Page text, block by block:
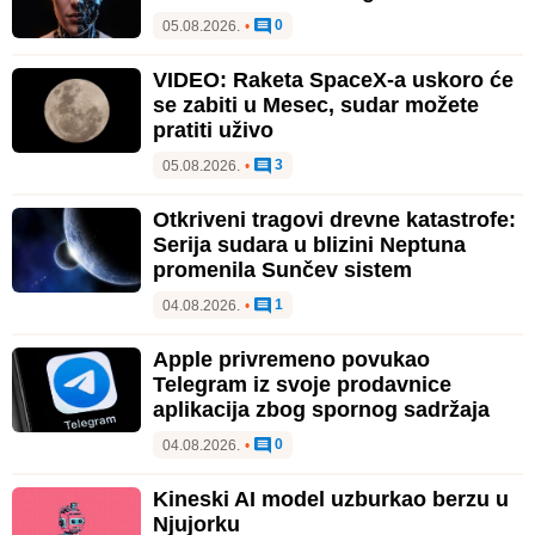
05.08.2026. • 0
VIDEO: Raketa SpaceX-a uskoro će
se zabiti u Mesec, sudar možete
pratiti uživo
05.08.2026. • 3
Otkriveni tragovi drevne katastrofe:
Serija sudara u blizini Neptuna
promenila Sunčev sistem
04.08.2026. • 1
Apple privremeno povukao
Telegram iz svoje prodavnice
aplikacija zbog spornog sadržaja
04.08.2026. • 0
Kineski AI model uzburkao berzu u
Njujorku